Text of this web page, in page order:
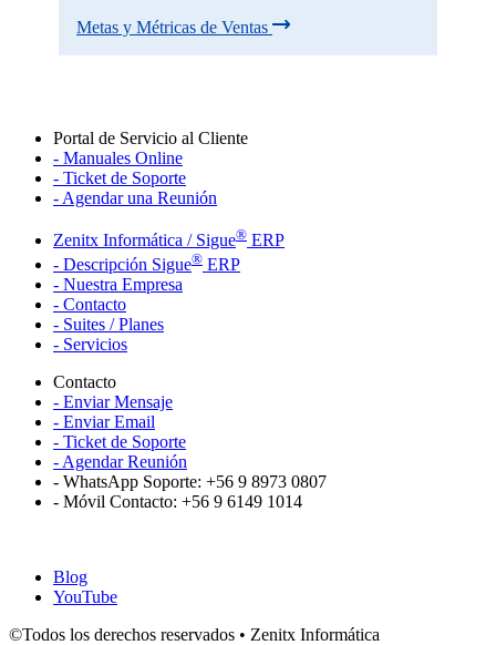
Metas y Métricas de Ventas
Portal de Servicio al Cliente
- Manuales Online
- Ticket de Soporte
- Agendar una Reunión
Zenitx Informática / Sigue® ERP
- Descripción Sigue® ERP
- Nuestra Empresa
- Contacto
- Suites / Planes
- Servicios
Contacto
- Enviar Mensaje
- Enviar Email
- Ticket de Soporte
- Agendar Reunión
- WhatsApp Soporte: +56 9 8973 0807
- Móvil Contacto: +56 9 6149 1014
Blog
YouTube
©Todos los derechos reservados • Zenitx Informática